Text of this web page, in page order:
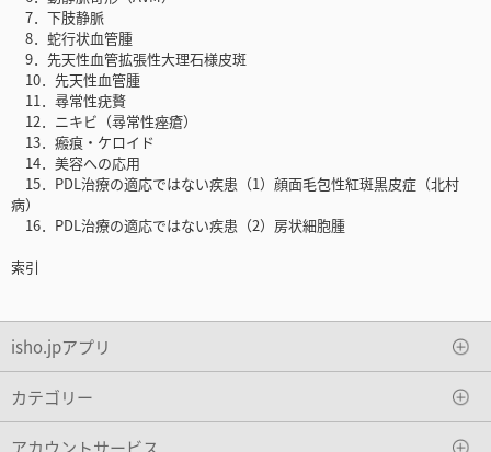
7．下肢静脈
8．蛇行状血管腫
9．先天性血管拡張性大理石様皮斑
10．先天性血管腫
11．尋常性疣贅
12．ニキビ（尋常性痤瘡）
13．瘢痕・ケロイド
14．美容への応用
15．PDL治療の適応ではない疾患（1）顔面毛包性紅斑黒皮症（北村
病）
16．PDL治療の適応ではない疾患（2）房状細胞腫
索引
isho.jpアプリ
カテゴリー
アカウントサービス